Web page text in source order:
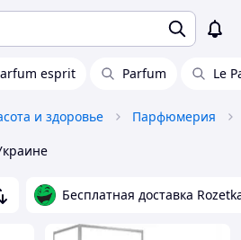
esprit Parfum Le
и здоровье Парфюмерия
Бесплатная доставка